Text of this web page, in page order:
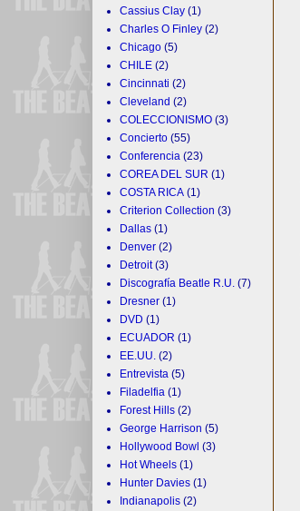
Cassius Clay (1)
Charles O Finley (2)
Chicago (5)
CHILE (2)
Cincinnati (2)
Cleveland (2)
COLECCIONISMO (3)
Concierto (55)
Conferencia (23)
COREA DEL SUR (1)
COSTA RICA (1)
Criterion Collection (3)
Dallas (1)
Denver (2)
Detroit (3)
Discografía Beatle R.U. (7)
Dresner (1)
DVD (1)
ECUADOR (1)
EE.UU. (2)
Entrevista (5)
Filadelfia (1)
Forest Hills (2)
George Harrison (5)
Hollywood Bowl (3)
Hot Wheels (1)
Hunter Davies (1)
Indianapolis (2)